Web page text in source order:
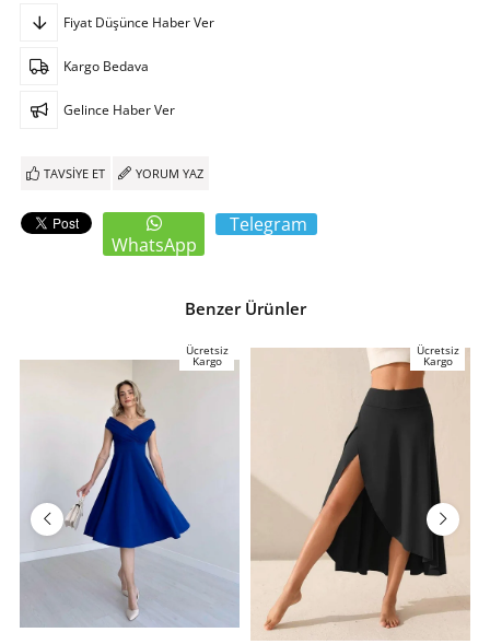
Fiyat Düşünce Haber Ver
Kargo Bedava
Gelince Haber Ver
TAVSIYE ET YORUM YAZ
WhatsApp
Telegram
Benzer Ürünler
Ücretsiz
Kargo
Ücretsiz
Kargo